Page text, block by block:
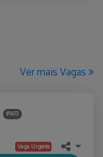
Ver mais Vagas
#1613
Vaga Urgente